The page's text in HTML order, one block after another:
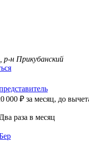
р-н Прикубанский
000 ₽ за месяц, до
раза в месяц